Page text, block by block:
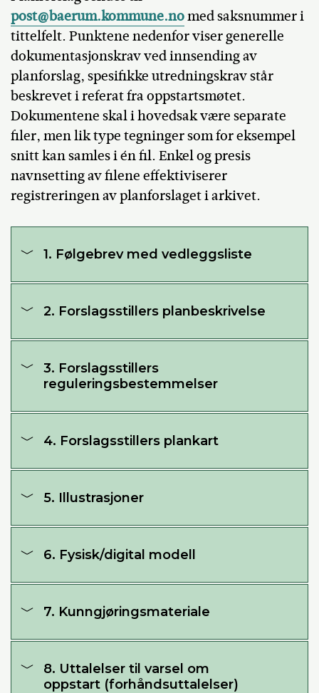
post@baerum.kommune.nomed saksnummer i
tittelfelt. Punktene nedenfor viser generelle
dokumentasjonskrav ved innsending av
planforslag, spesifikke utredningskrav står
beskrevet i referat fra oppstartsmøtet.
Dokumentene skal i hovedsak være separate
filer, men lik type tegninger som for eksempel
snitt kan samles i én fil. Enkel og presis
navnsetting av filene effektiviserer
registreringen av planforslaget i arkivet.
1. Følgebrev med vedleggsliste
2. Forslagsstillers planbeskrivelse
3. Forslagsstillers
reguleringsbestemmelser
4. Forslagsstillers plankart
5. Illustrasjoner
6. Fysisk/digital modell
7. Kunngjøringsmateriale
8. Uttalelser til varsel om
oppstart (forhåndsuttalelser)